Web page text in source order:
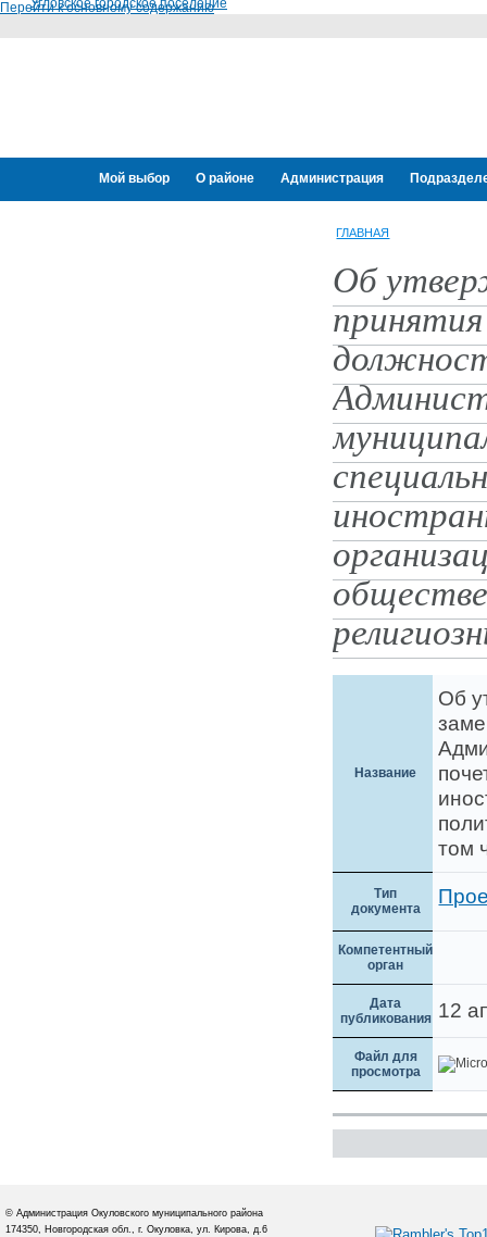
Перейти к основному содержанию
Угловское городское поселение
Мой выбор О районе Администрация
ГЛАВНАЯ
Об
Название
Об
том
Тип
документа
Компетентный
орган
Дата
публикования 12
Файл для
просмотра
© Администрация Окуловского муниципального района
174350, Новгородская обл., г. Окуловка, ул. Кирова, д.6